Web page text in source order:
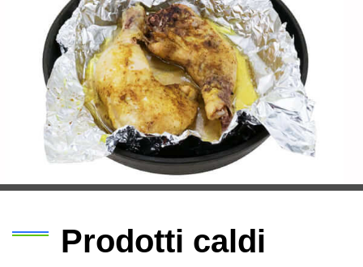
Prodotti caldi